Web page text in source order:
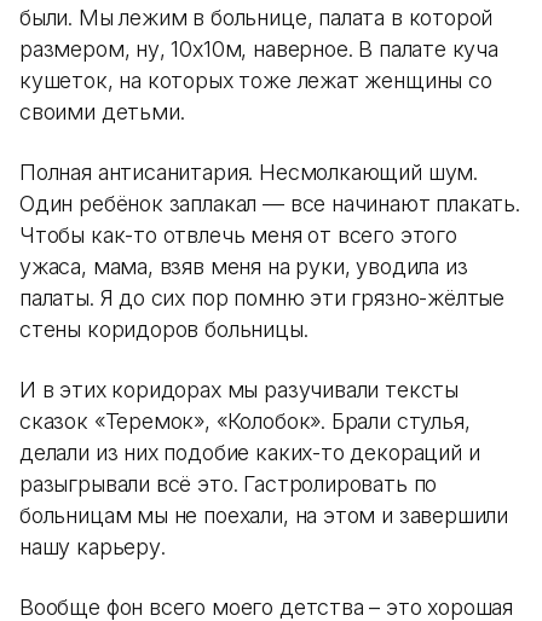
были. Мы лежим в больнице, палата в которой
размером, ну, 10х10м, наверное. В палате куча
кушеток, на которых тоже лежат женщины со
своими детьми.
Полная антисанитария. Несмолкающий шум.
Один ребёнок заплакал — все начинают плакать.
Чтобы как-то отвлечь меня от всего этого
ужаса, мама, взяв меня на руки, уводила из
палаты. Я до сих пор помню эти грязно-жёлтые
стены коридоров больницы.
И в этих коридорах мы разучивали тексты
сказок «Теремок», «Колобок». Брали стулья,
делали из них подобие каких-то декораций и
разыгрывали всё это. Гастролировать по
больницам мы не поехали, на этом и завершили
нашу карьеру.
Вообще фон всего моего детства – это хорошая